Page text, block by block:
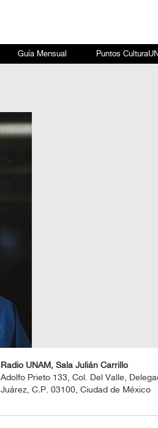
Guía Mensual Puntos
Radio UNAM, Sala Julián Carrillo
Adolfo Prieto 133, Col. Del Valle,
Juárez, C.P. 03100, Ciudad de México